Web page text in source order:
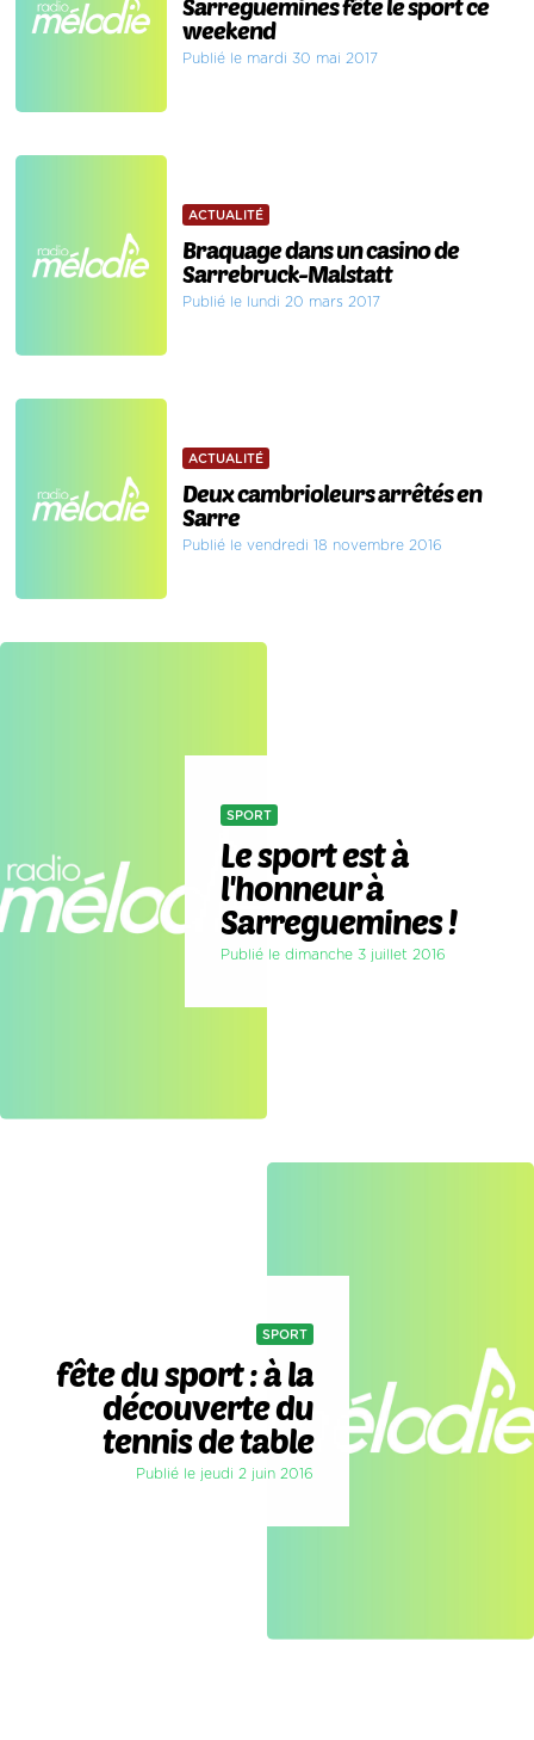
Sarreguemines fête le sport ce
weekend
Publié le mardi 30 mai 2017
ACTUALITÉ
Braquage dans un casino de
Sarrebruck-Malstatt
Publié le lundi 20 mars 2017
ACTUALITÉ
Deux cambrioleurs arrêtés en
Sarre
Publié le vendredi 18 novembre 2016
SPORT
Le sport est à
l'honneur à
Sarreguemines !
Publié le dimanche 3 juillet 2016
SPORT
fête du sport : à la
découverte du
tennis de table
Publié le jeudi 2 juin 2016